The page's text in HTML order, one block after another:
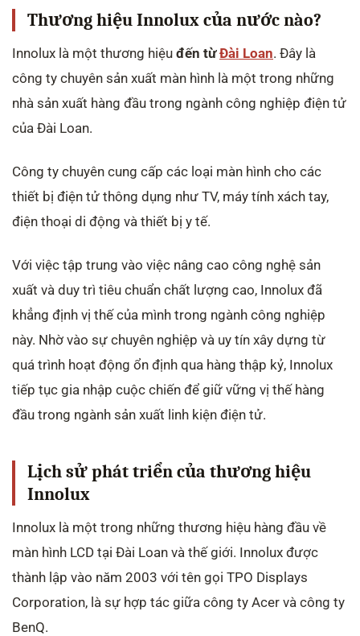
Thương hiệu Innolux của nước nào?
Innolux là một thương hiệu đến từĐài Loan. Đây là
công ty chuyên sản xuất màn hình là một trong những
nhà sản xuất hàng đầu trong ngành công nghiệp điện tử
của Đài Loan.
Công ty chuyên cung cấp các loại màn hình cho các
thiết bị điện tử thông dụng như TV, máy tính xách tay,
điện thoại di động và thiết bị y tế.
Với việc tập trung vào việc nâng cao công nghệ sản
xuất và duy trì tiêu chuẩn chất lượng cao, Innolux đã
khẳng định vị thế của mình trong ngành công nghiệp
này. Nhờ vào sự chuyên nghiệp và uy tín xây dựng từ
quá trình hoạt động ổn định qua hàng thập kỷ, Innolux
tiếp tục gia nhập cuộc chiến để giữ vững vị thế hàng
đầu trong ngành sản xuất linh kiện điện tử.
Lịch sử phát triển của thương hiệu
Innolux
Innolux là một trong những thương hiệu hàng đầu về
màn hình LCD tại Đài Loan và thế giới. Innolux được
thành lập vào năm 2003 với tên gọi TPO Displays
Corporation, là sự hợp tác giữa công ty Acer và công ty
BenQ.